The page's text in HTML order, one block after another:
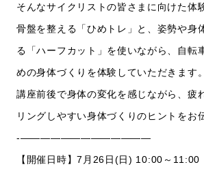
そんなサイクリストの皆さまに向けた体
骨盤を整える「ひめトレ」と、姿勢や身
る「ハーフカット」を使いながら、自転
めの身体づくりを体験していただきます。
講座前後で身体の変化を感じながら、疲
リングしやすい身体づくりのヒントをお
-—————————————
【開催日時】7月26日(日) 10:00～11:00